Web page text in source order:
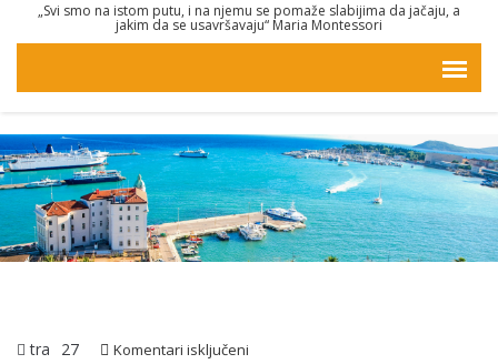
„Svi smo na istom putu, i na njemu se pomaže slabijima da jačaju, a
jakim da se usavršavaju“ Maria Montessori
tra 27 Komentari isključeni